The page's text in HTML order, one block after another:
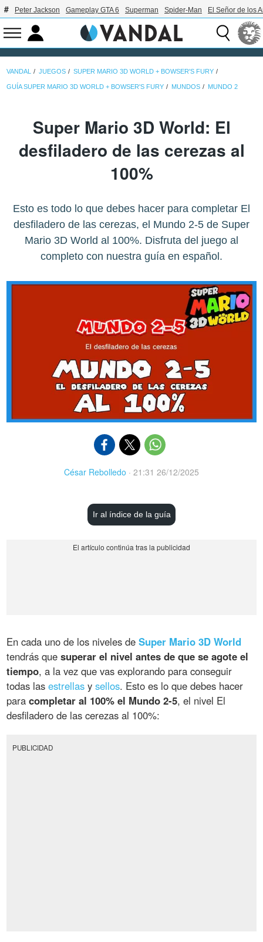
Peter Jackson Gameplay GTA 6 Superman Spider-Man El Señor de los
VANDAL JUEGOS SUPER MARIO 3D WORLD + BOWSER'S FURY
GUÍA SUPER MARIO 3D WORLD + BOWSER'S FURY MUNDOS MUNDO 2
Super Mario 3D World: El
desfiladero de las cerezas al
100%
Esto es todo lo que debes hacer para completar El
desfiladero de las cerezas, el Mundo 2-5 de Super
Mario 3D World al 100%. Disfruta del juego al
completo con nuestra guía en español.
César Rebolledo · 21:31 26/12/2025
Ir al índice de la guía
En cada uno de los niveles deSuper Mario 3D World
tendrás quesuperar el nivel antes de que se agote el
tiempo, a la vez que vas explorando para conseguir
todas lasestrellas ysellos. Esto es lo que debes hacer
paracompletar al 100% el Mundo 2-5, el nivel El
desfiladero de las cerezas al 100%:
PUBLICIDAD